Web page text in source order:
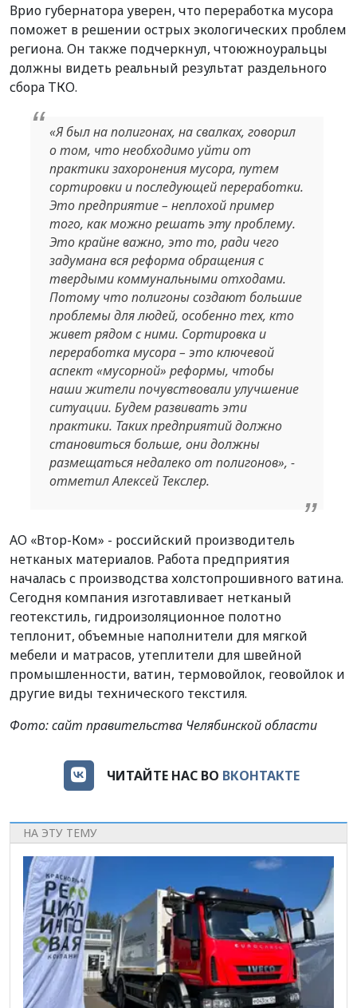
Врио губернатора уверен, что переработка мусора
поможет в решении острых экологических проблем
региона. Он также подчеркнул, чтоюжноуральцы
должны видеть реальный результат раздельного
сбора ТКО.
«Я был на полигонах, на свалках, говорил
о том, что необходимо уйти от
практики захоронения мусора, путем
сортировки и последующей переработки.
Это предприятие – неплохой пример
того, как можно решать эту проблему.
Это крайне важно, это то, ради чего
задумана вся реформа обращения с
твердыми коммунальными отходами.
Потому что полигоны создают большие
проблемы для людей, особенно тех, кто
живет рядом с ними. Сортировка и
переработка мусора – это ключевой
аспект «мусорной» реформы, чтобы
наши жители почувствовали улучшение
ситуации. Будем развивать эти
практики. Таких предприятий должно
становиться больше, они должны
размещаться недалеко от полигонов», -
отметил Алексей Текслер.
АО «Втор-Ком» - российский производитель
нетканых материалов. Работа предприятия
началась с производства холстопрошивного ватина.
Сегодня компания изготавливает нетканый
геотекстиль, гидроизоляционное полотно
теплонит, объемные наполнители для мягкой
мебели и матрасов, утеплители для швейной
промышленности, ватин, термовойлок, геовойлок и
другие виды технического текстиля.
Фото: сайт правительства Челябинской области
ЧИТАЙТЕ НАС ВО ВКОНТАКТЕ
НА ЭТУ ТЕМУ